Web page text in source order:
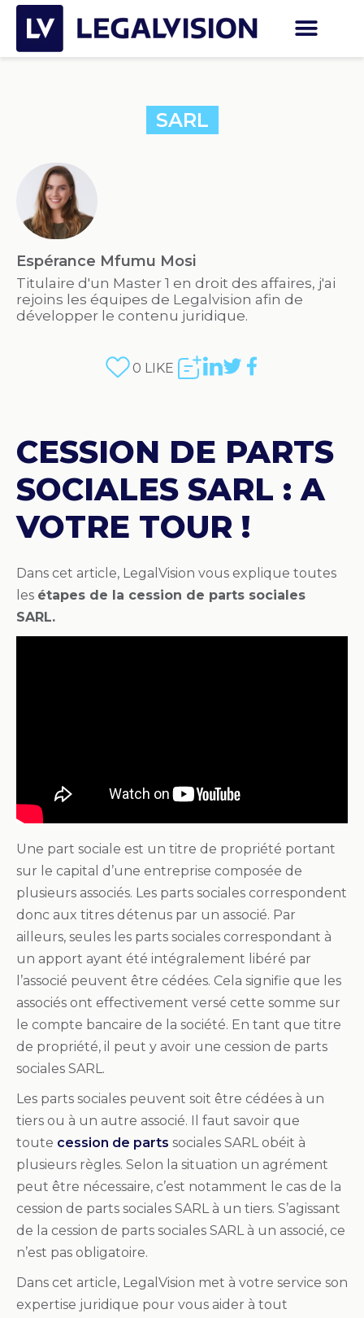
SARL
Espérance Mfumu Mosi
Titulaire d'un Master 1 en droit des affaires, j'ai
rejoins les équipes de Legalvision afin de
développer le contenu juridique.
0 LIKE
CESSION DE PARTS
SOCIALES SARL : A
VOTRE TOUR !
Dans cet article, LegalVision vous explique toutes
les étapes de la cession de parts sociales
SARL.
Une part sociale est un titre de propriété portant
sur le capital d’une entreprise composée de
plusieurs associés. Les parts sociales correspondent
donc aux titres détenus par un associé. Par
ailleurs, seules les parts sociales correspondant à
un apport ayant été intégralement libéré par
l’associé peuvent être cédées. Cela signifie que les
associés ont effectivement versé cette somme sur
le compte bancaire de la société. En tant que titre
de propriété, il peut y avoir une cession de parts
sociales SARL.
Les parts sociales peuvent soit être cédées à un
tiers ou à un autre associé. Il faut savoir que
toute cession de parts sociales SARL obéit à
plusieurs règles. Selon la situation un agrément
peut être nécessaire, c’est notamment le cas de la
cession de parts sociales SARL à un tiers. S’agissant
de la cession de parts sociales SARL à un associé, ce
n’est pas obligatoire.
Dans cet article, LegalVision met à votre service son
expertise juridique pour vous aider à tout